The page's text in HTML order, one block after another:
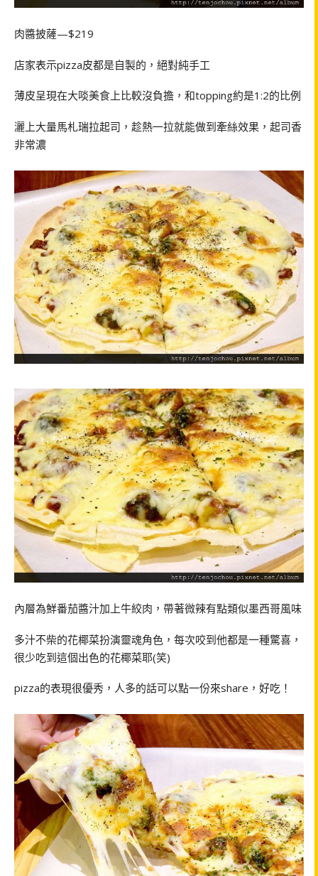
肉醬披薩—$219
店家表示pizza皮都是自製的，絕對純手工
薄皮呈現在大啖美食上比較沒負擔，和topping約是1:2的比例
灑上大量馬札瑞拉起司，趁熱一拉就能做到牽絲效果，起司香
非常濃
內層為鮮番茄醬汁加上牛絞肉，帶著微辣有點類似墨西哥風味
多汁不柴的花椰菜扮演靈魂角色，每次咬到他都是一種驚喜，
很少吃到這個出色的花椰菜耶(笑)
pizza的表現很優秀，人多的話可以點一份來share，好吃！